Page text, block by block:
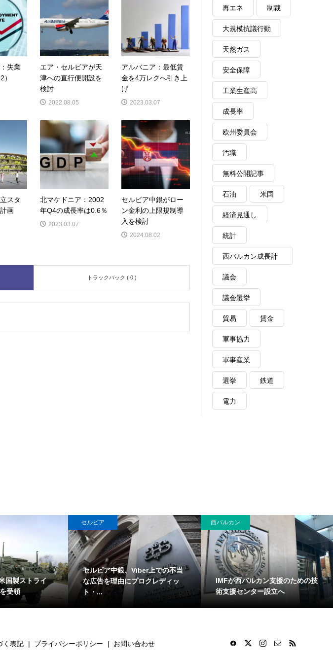
失業
エア・セルビアが天
津への直行便開設を
検討
2022.08.05
アルバニア：最低賃
金を4万レクへ引き上
げ
2023.03.07
スタ
画
北マケドニア：2002
年Q4の成長率は0.6％
2023.03.07
セルビア中銀がロー
ン金利の上限規制導
入を検討
2024.08.02
トラックバック ( 0 )
再エネ 制裁
大規模抗議行動
天然ガス
安全保障
工業生産高
成長率
欧州委員会
汚職
無料公開記事
石油 米国
経済見通し
統計
西バルカン成長計
画
議会
議会選挙
貿易 賃金
軍事協力
軍事産業
選挙 鉄道
電力
国製ストライ
受領
セルビア
セルビア中銀、Viber上での不当
な広告を理由にプロクレディッ
ト・...
西バルカン
IMFが西バルカン支援のための技
術支援センター設立へ
く表記 プライバシーポリシー お問い合わせ